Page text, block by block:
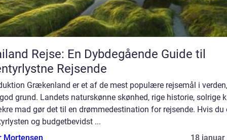
Rejse: En Dybdegående Guide til
Rejsende
Grækenland er et af de mest populære rejsemål i
grund. Landets naturskønne skønhed, rige historie, solrige
mad gør det til en drømmedestination for rejsende. Hvis du
og budgetbevidst ...
Mortensen
18 januar